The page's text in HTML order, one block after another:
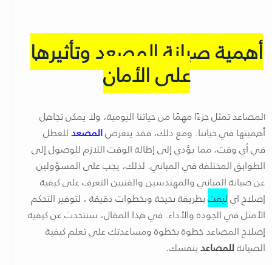
أهمية صيانة المصعد وتأثيرها
على الأمان
المصاعد تمثل جزءًا مهمًا من حياتنا اليومية، ولا يمكن تجاهل
أهميتها في حياتنا. ومع ذلك، فقد يتعرضالمصعدللعطل
في أي وقت، مما يؤدي إلى إطالة الوقت اللازم للوصول إلى
الطوابق المختلفة في المباني. لذلك، يجب على المسؤولين
عن صيانة المباني والمهندسين والفنيين التعرف على كيفية
إصلاح ايليفتبطريقة ىحيحة وبخطوات دقيقة ، لتوفير التحكم
الأمثل في الجودة والأداء. في هذا المقال، سنتحدث عن كيفية
إصلاح المصاعد خطوة بخطوة ومساعدتك على تعلم كيفية
الصيانةللمصاعدبنفسك.